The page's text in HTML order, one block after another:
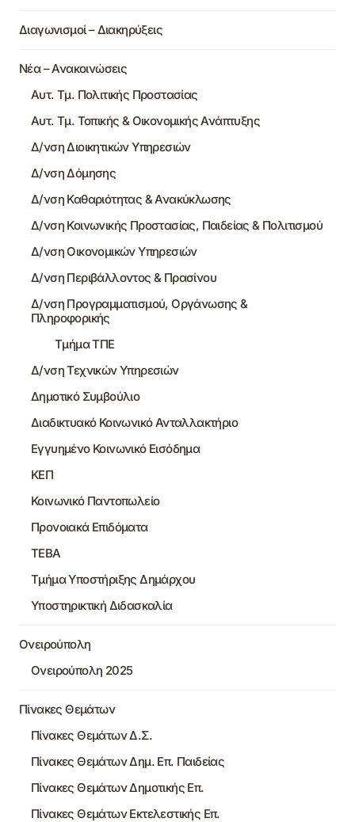
Διαγωνισμοί – Διακηρύξεις
Νέα – Ανακοινώσεις
Αυτ. Τμ. Πολιτικής Προστασίας
Αυτ. Τμ. Τοπικής & Οικονομικής Ανάπτυξης
Δ/νση Διοικητικών Υπηρεσιών
Δ/νση Δόμησης
Δ/νση Καθαριότητας & Ανακύκλωσης
Δ/νση Κοινωνικής Προστασίας, Παιδείας & Πολιτισμού
Δ/νση Οικονομικών Υπηρεσιών
Δ/νση Περιβάλλοντος & Πρασίνου
Δ/νση Προγραμματισμού, Οργάνωσης &
Πληροφορικής
Τμήμα ΤΠΕ
Δ/νση Τεχνικών Υπηρεσιών
Δημοτικό Συμβούλιο
Διαδικτυακό Κοινωνικό Ανταλλακτήριο
Εγγυημένο Κοινωνικό Εισόδημα
ΚΕΠ
Κοινωνικό Παντοπωλείο
Προνοιακά Επιδόματα
ΤΕΒΑ
Τμήμα Υποστήριξης Δημάρχου
Υποστηρικτική Διδασκαλία
Ονειρούπολη
Ονειρούπολη 2025
Πίνακες Θεμάτων
Πίνακες Θεμάτων Δ.Σ.
Πίνακες Θεμάτων Δημ. Επ. Παιδείας
Πίνακες Θεμάτων Δημοτικής Επ.
Πίνακες Θεμάτων Εκτελεστικής Επ.